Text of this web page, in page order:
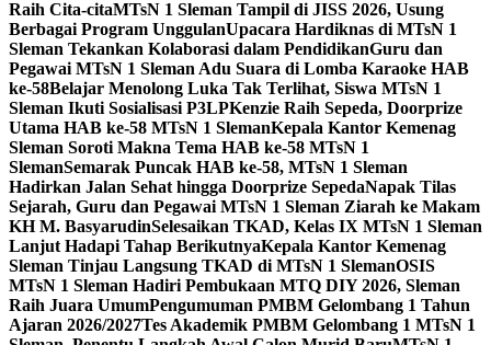
Raih Cita-citaMTsN 1 Sleman Tampil di JISS 2026, Usung
Berbagai Program UnggulanUpacara Hardiknas di MTsN 1
Sleman Tekankan Kolaborasi dalam PendidikanGuru dan
Pegawai MTsN 1 Sleman Adu Suara di Lomba Karaoke HAB
ke-58Belajar Menolong Luka Tak Terlihat, Siswa MTsN 1
Sleman Ikuti Sosialisasi P3LPKenzie Raih Sepeda, Doorprize
Utama HAB ke-58 MTsN 1 SlemanKepala Kantor Kemenag
Sleman Soroti Makna Tema HAB ke-58 MTsN 1
SlemanSemarak Puncak HAB ke-58, MTsN 1 Sleman
Hadirkan Jalan Sehat hingga Doorprize SepedaNapak Tilas
Sejarah, Guru dan Pegawai MTsN 1 Sleman Ziarah ke Makam
KH M. BasyarudinSelesaikan TKAD, Kelas IX MTsN 1 Sleman
Lanjut Hadapi Tahap BerikutnyaKepala Kantor Kemenag
Sleman Tinjau Langsung TKAD di MTsN 1 SlemanOSIS
MTsN 1 Sleman Hadiri Pembukaan MTQ DIY 2026, Sleman
Raih Juara UmumPengumuman PMBM Gelombang 1 Tahun
Ajaran 2026/2027Tes Akademik PMBM Gelombang 1 MTsN 1